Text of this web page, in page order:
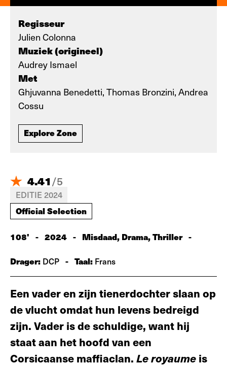
Regisseur
Julien Colonna
Muziek (origineel)
Audrey Ismael
Met
Ghjuvanna Benedetti, Thomas Bronzini, Andrea
Cossu
Explore Zone
4.41/5
EDITIE 2024
Official Selection
108' - 2024 - Misdaad, Drama, Thriller -
Drager: DCP - Taal: Frans
Een vader en zijn tienerdochter slaan op
de vlucht omdat hun levens bedreigd
zijn. Vader is de schuldige, want hij
staat aan het hoofd van een
Corsicaanse maffiaclan. Le royaume is